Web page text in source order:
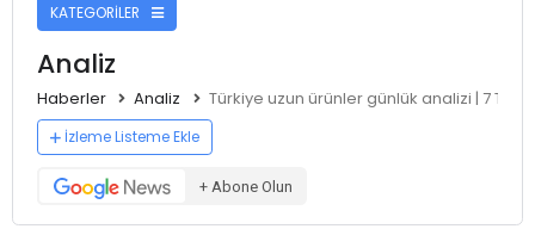
KATEGORİLER
Analiz
Haberler Analiz Türkiye uzun ürünler günlük analizi | 7
İzleme Listeme Ekle
+ Abone Olun